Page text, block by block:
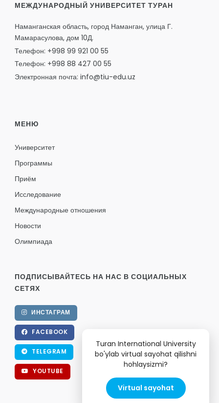
МЕЖДУНАРОДНЫЙ УНИВЕРСИТЕТ ТУРАН
Наманганская область, город Наманган, улица Г.
Мамарасулова, дом 10Д.
Телефон: +998 99 921 00 55
Телефон: +998 88 427 00 55
Электронная почта: info@tiu-edu.uz
МЕНЮ
Университет
Программы
Приём
Исследование
Международные отношения
Новости
Олимпиада
ПОДПИСЫВАЙТЕСЬ НА НАС В СОЦИАЛЬНЫХ
СЕТЯХ
ИНСТАГРАМ
FACEBOOK
TELEGRAM
YOUTUBE
Turan International University
bo'ylab virtual sayohat qilishni
hohlaysizmi?
Virtual sayohat